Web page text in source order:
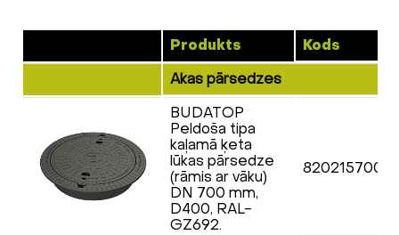
Produkts Kods
Akas pārsedzes
BUDATOP
Peldoša tipa
kaļamā ķeta
lūkas pārsedze
(rāmis ar vāku)
DN 700 mm,
D400, RAL-
GZ692.